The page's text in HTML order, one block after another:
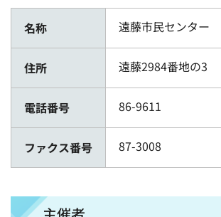
名称 遠藤市民センター
住所 遠藤2984番地の3
電話番号 86-9611
ファクス番号 87-3008